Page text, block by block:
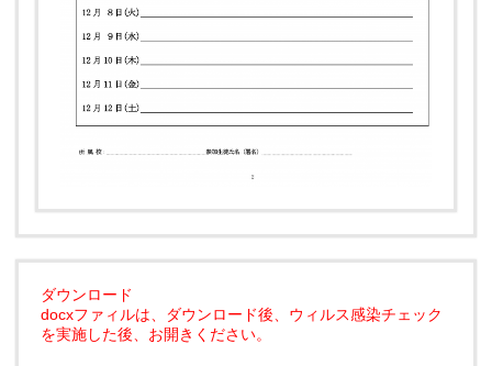
ダウンロード
docxファィルは、ダウンロード後、ウィルス感染チェック
を実施した後、お開きください。